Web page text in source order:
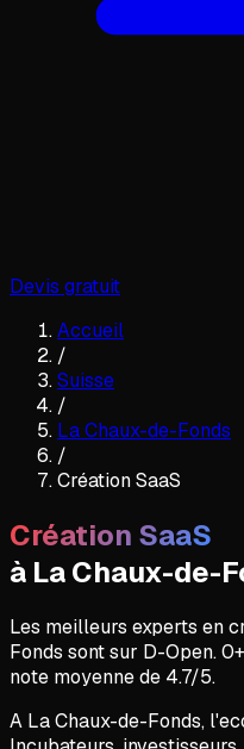
Devis gratuit
Accueil
/
Suisse
/
La Chaux-de-Fonds
/
Création SaaS
Création SaaS
à La Chaux-de-
Les meilleurs experts en
Fonds sont sur D-Open.0
note moyenne de 4.7/5.
A La Chaux-de-Fonds,